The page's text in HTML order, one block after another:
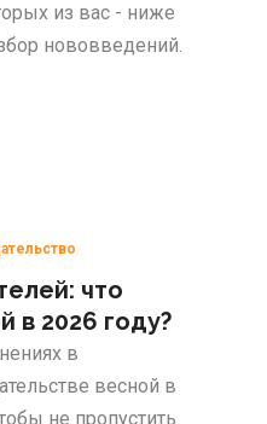
из вас - ниже
нововведений.
что
в 2026 году?
в
весной в
не пропустить